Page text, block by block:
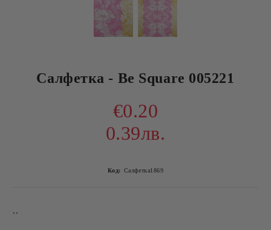
Салфетка - Be Square 005221
€0.20
0.39лв.
Код: Салфетка1869
..